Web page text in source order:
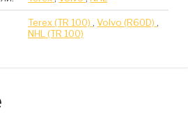
Terex (TR 100) ,Volvo (R60D) ,
NHL (TR 100)